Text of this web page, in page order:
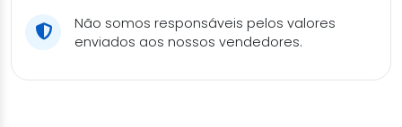
Não somos responsáveis pelos valores
enviados aos nossos vendedores.